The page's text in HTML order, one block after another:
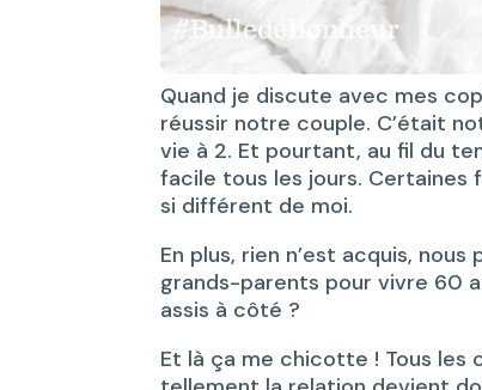
Quand je discute avec mes
réussir notre couple. C’était
vie à 2. Et pourtant, au fil du
facile tous les jours. Certaines
si différent de moi.
En plus, rien n’est acquis,
grands-parents pour vivre 60
assis à côté ?
Et là ça me chicotte ! Tous